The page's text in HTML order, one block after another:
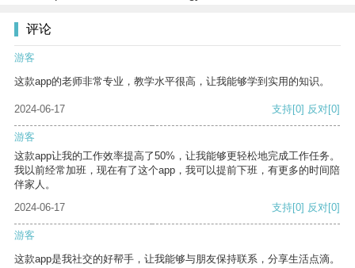
评论
游客
这款app的老师非常专业，教学水平很高，让我能够学到实用的知识。
2024-06-17 支持[0] 反对[0]
游客
这款app让我的工作效率提高了50%，让我能够更轻松地完成工作任务。
我以前经常加班，现在有了这个app，我可以提前下班，有更多的时间陪
伴家人。
2024-06-17
支持[0] 反对[0]
游客
这款app是我社交的好帮手，让我能够与朋友保持联系，分享生活点滴。